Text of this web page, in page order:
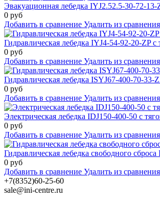
Эвакуационная лебедка IYJ2.52.5-30-72-
0 руб
Добавить в сравнение Удалить из сравнения
Гидравлическая лебедка IYJ4-54-92-20-ZP
0 руб
Добавить в сравнение Удалить из сравнения
Гидравлическая лебедка ISYJ67-400-70-
0 руб
Добавить в сравнение Удалить из сравнения
Электрическая лебедка IDJ150-400-50 с
0 руб
Добавить в сравнение Удалить из сравнения
Гидравлическая лебедка свободного
0 руб
Добавить в сравнение Удалить из сравнения
+7(8352)60-25-60
sale@ini-centre.ru